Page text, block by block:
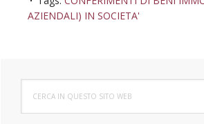
AZIENDALI) IN SOCIETA'
Barra
laterale
questo